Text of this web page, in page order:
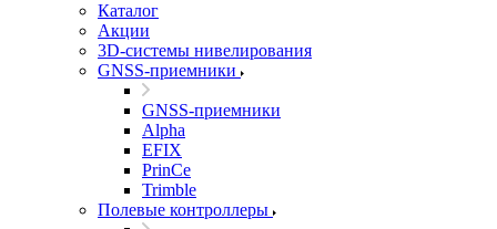
Каталог
Акции
3D-системы нивелирования
GNSS-приемники
GNSS-приемники
Alpha
EFIX
PrinCe
Trimble
Полевые контроллеры